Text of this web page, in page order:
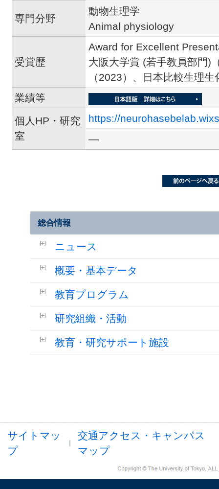
専門分野
動物生理学
Animal physiology
受賞歴
Award for Excellent
大阪大学賞 (若手教員部門)
（2023）、日本比較生理
業績等
個人HP・研究
室
https://
―
総合情報
ニュース
概要・基本データ
教育プログラム
研究組織・活動
教育・研究サポート施設
サイトマッ
プ
交通アクセス・キャンパス
マップ